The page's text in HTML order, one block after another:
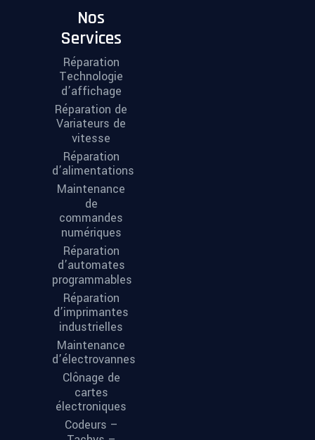
Nos
Services
Réparation
Technologie
d’affichage
Réparation de
Variateurs de
vitesse
Réparation
d’alimentations
Maintenance
de
commandes
numériques
Réparation
d’automates
programmables
Réparation
d’imprimantes
industrielles
Maintenance
d’électrovannes
Clônage de
cartes
électroniques
Codeurs –